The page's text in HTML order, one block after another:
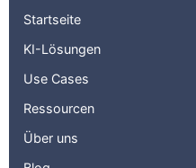
Startseite
KI-Lösungen
Use Cases
Ressourcen
Über uns